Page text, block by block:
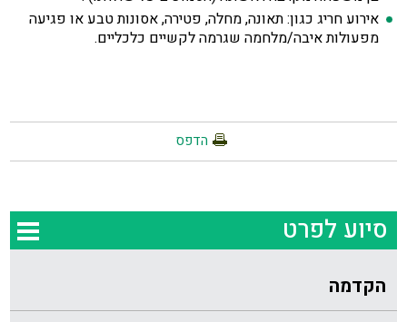
אירוע חריג כגון: תאונה, מחלה, פטירה, אסונות טבע או פגיעה
מפעולות איבה/מלחמה שגרמה לקשיים כלכליים.
הדפס
סיוע לפרט
הקדמה